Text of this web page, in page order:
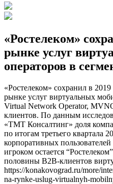
«Ростелеком»
рынке услуг
операторов в
«Ростелеком» сохранил в
рынке услуг виртуальных
Virtual Network Operator,
клиентов. По данным
«ТМТ Консалтинг» доля
по итогам третьего квартала
корпоративных
игроком остается
половины B2B-клиентов
https://konakovograd.ru/more/
na-rynke-uslug-virtualnyh-